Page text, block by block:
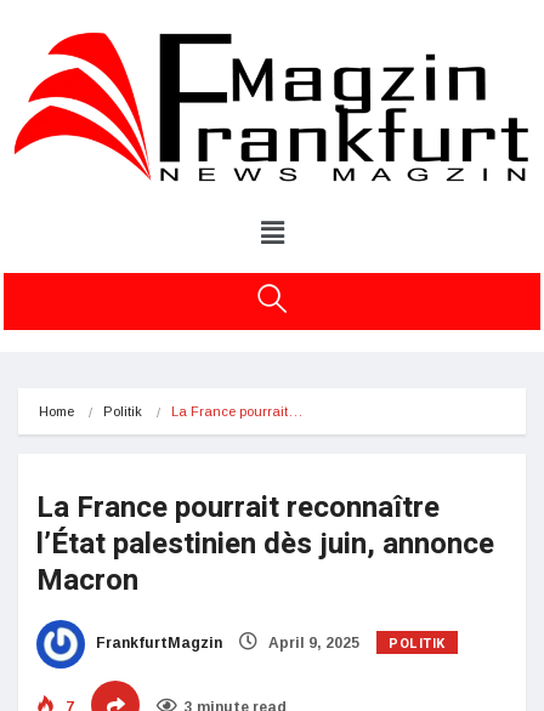
Home Politik La France pourrait…
La France pourrait reconnaître
l’État palestinien dès juin, annonce
Macron
FrankfurtMagzin April 9, 2025 POLITIK
7 3 minute read